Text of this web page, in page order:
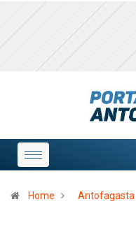
Home Antofagasta